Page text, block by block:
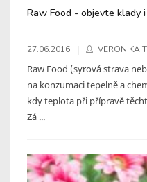
Raw Food - objevte klady
27.06.2016 VERONIKA
Raw Food (syrová strava
na konzumaci tepelně a
kdy teplota při přípravě
Zá ...